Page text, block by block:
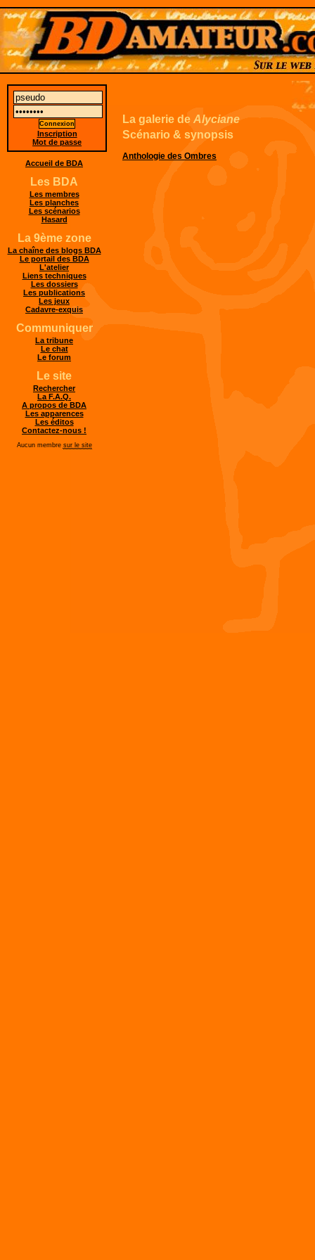
La galerie de Alyciane
Scénario & synopsis
Anthologie des Ombres
Inscription
Mot de passe
Accueil de BDA
Les BDA
Les membres
Les planches
Les scénarios
Hasard
La 9ème zone
La chaîne des blogs BDA
Le portail des BDA
L'atelier
Liens techniques
Les dossiers
Les publications
Les jeux
Cadavre-exquis
Communiquer
La tribune
Le chat
Le forum
Le site
Rechercher
La F.A.Q.
A propos de BDA
Les apparences
Les éditos
Contactez-nous !
Aucun membre sur le site